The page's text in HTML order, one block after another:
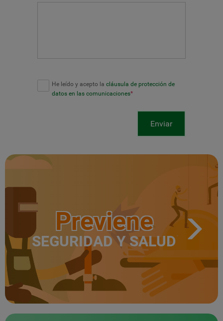
He leído y acepto la cláusula de protección de
datos en las comunicaciones*
Enviar
Previene
SEGURIDAD Y SALUD